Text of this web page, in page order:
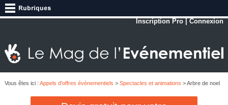
Inscription Pro |Connexion
Vous êtes ici : Appels d'offres évènementiels > Spectacles et animations > Arbre de noel